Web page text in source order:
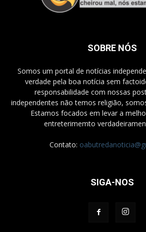
SOBRE NÓS
Somos um portal de notícias
verdade pela boa notícia sem
responsabilidade com nossas
independentes não temos religião,
Estamos focados em levar a
entreterimemto
Contato:
SIGA-NOS